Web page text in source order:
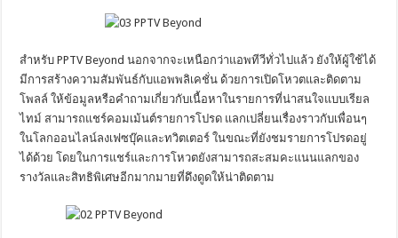
สำหรับ PPTV Beyond นอกจากจะเหนือกว่าแอพทีวีทั่วไปแล้ว ยังให้ผู้ใช้ได้
มีการสร้างความสัมพันธ์กับแอพพลิเคชั่น ด้วยการเปิดโหวตและติดตาม
โพลล์ ให้ข้อมูลหรือคำถามเกี่ยวกับเนื้อหาในรายการที่น่าสนใจแบบเรียล
ไทม์ สามารถแชร์คอมเม้นต์รายการโปรด แลกเปลี่ยนเรื่องราวกับเพื่อนๆ
ในโลกออนไลน์ลงเฟซบุ๊คและทวิตเตอร์ ในขณะที่ยังชมรายการโปรดอยู่
ได้ด้วย โดยในการแชร์และการโหวตยังสามารถสะสมคะแนนแลกของ
รางวัลและสิทธิพิเศษอีกมากมายที่ดึงดูดให้น่าติดตาม